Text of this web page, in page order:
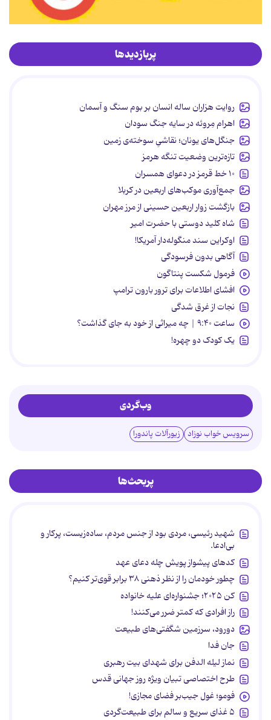
پربازدیدها
روایت هزاران ساله انسان بر بوم سنگ و آسمان
اهرام مِروئه در سایه جنگ سودان
جنگل‌های یونان؛ نقاشیِ سوخته‌ی زمین
تازه‌ترین وضعیت تنگه هرمز
۱۰ خط قرمز در دعوای همسران
جمع‌آوری موکب‌های اربعین در کربلا
بازگشت زوار اربعین حسینی از مرز مهران
شاه کلید دوستی با حضرت امیر
اوکراین سند منگوله‌دار آمریکا!
آگاهی بدون فرسودگی
فرمول شکست پنتاگون
افشای اطلاعات برای ترور بارون ترامپ
نجات از غرق شدگی
ساعت ۹:۴۰ | چه میراثی از خود به جای گذاشت؟
یک کودک دو چهره!
وب‌گردی
سرویس خواب نوزاد زیورآلات پاندورا
پربحث‌ها
شهید رئیسی، مردی بود از جنس مردم، ساده‌زیست، پرکار و
بی‌ادعا.
کدهای پیشواز پویش چله دعای عهد
چطور خودمان را از نظر ذهنی ۳۸ برابر قوی‌تر کنیم؟
کن ۲۰۲۵؛ جشنواره‌ای علیه خانواده
راز افرادی که کمتر ضرر می‌کنند!
دورود، سرزمین شگفتی‌های طبیعت
جان فدا
نماز لیله الدفن برای شهدای بیت رهبری
طرح اختصاصی تبیان ویژه روز جهانی قدس
فومو؛ غول جیب‌بر فضای مجازی!
۵ غذای سریع و سالم برای طبیعت‌گردی